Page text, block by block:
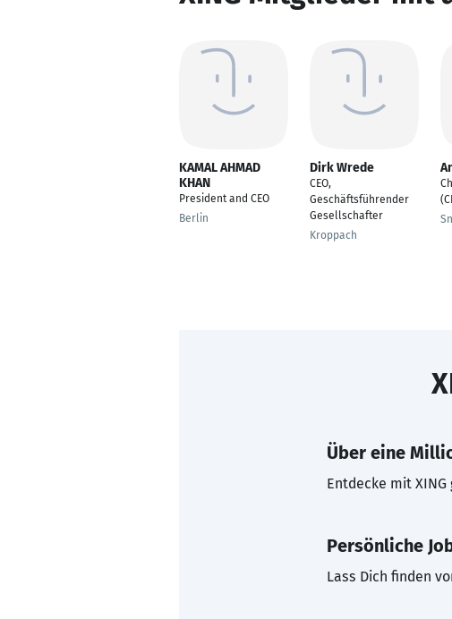
KAMAL AHMAD
KHAN
President and CEO
Berlin
Dirk Wrede
CEO,
Geschäftsführender
Gesellschafter
Kroppach
Über eine
Entdecke mit
Persönliche
Lass Dich finden